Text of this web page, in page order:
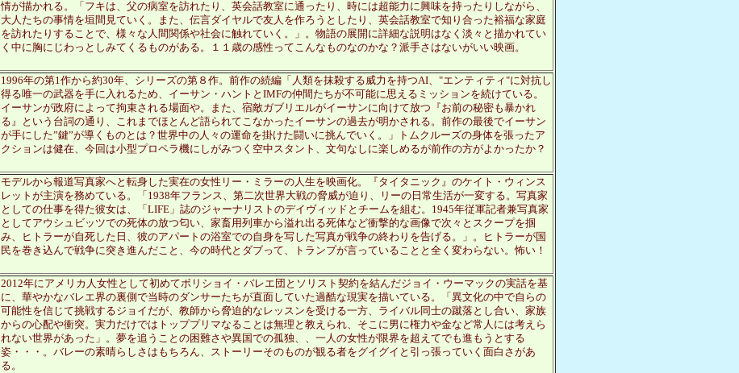
情が描かれる。「フキは、父の病室を訪れたり、英会話教室に通ったり、時には超能力に興味を持ったりしながら、
大人たちの事情を垣間見ていく。また、伝言ダイヤルで友人を作ろうとしたり、英会話教室で知り合った裕福な家庭
を訪れたりすることで、様々な人間関係や社会に触れていく。」。物語の展開に詳細な説明はなく淡々と描かれてい
く中に胸にじわっとしみてくるものがある。１１歳の感性ってこんなものなのかな？派手さはないがいい映画。
1996年の第1作から約30年、シリーズの第８作。前作の続編「人類を抹殺する威力を持つAI、"エンティティ"に対抗し
得る唯一の武器を手に入れるため、イーサン・ハントとIMFの仲間たちが不可能に思えるミッションを続けている。
イーサンが政府によって拘束される場面や。また、宿敵ガブリエルがイーサンに向けて放つ『お前の秘密も暴かれ
る』という台詞の通り、これまでほとんど語られてこなかったイーサンの過去が明かされる。前作の最後でイーサン
が手にした”鍵”が導くものとは？世界中の人々の運命を掛けた闘いに挑んでいく。」トムクルーズの身体を張ったア
クションは健在、今回は小型プロペラ機にしがみつく空中スタント、文句なしに楽しめるが前作の方がよかったか？
モデルから報道写真家へと転身した実在の女性リー・ミラーの人生を映画化。『タイタニック』のケイト・ウィンス
レットが主演を務めている。「1938年フランス、第二次世界大戦の脅威が迫り、リーの日常生活が一変する。写真家
としての仕事を得た彼女は、「LIFE」誌のジャーナリストのデイヴィッドとチームを組む。1945年従軍記者兼写真家
としてアウシュビッツでの死体の放つ匂い、家畜用列車から溢れ出る死体など衝撃的な画像で次々とスクープを掴
み、ヒトラーが自死した日、彼のアパートの浴室での自身を写した写真が戦争の終わりを告げる。」。ヒトラーが国
民を巻き込んで戦争に突き進んだこと、今の時代とダブって、トランプが言っていることと全く変わらない。怖い！
2012年にアメリカ人女性として初めてボリショイ・バレエ団とソリスト契約を結んだジョイ・ウーマックの実話を基
に、華やかなバレエ界の裏側で当時のダンサーたちが直面していた過酷な現実を描いている。「異文化の中で自らの
可能性を信じて挑戦するジョイだが、教師から脅迫的なレッスンを受ける一方、ライバル同士の蹴落とし合い、家族
からの心配や衝突。実力だけではトッププリマなることは無理と教えられ、そこに男に権力や金など常人には考えら
れない世界があった」。夢を追うことの困難さや異国での孤独、、一人の女性が限界を超えてでも進もうとする
姿・・・。バレーの素晴らしさはもちろん、ストーリーそのものが観る者をグイグイと引っ張っていく面白さがあ
る。